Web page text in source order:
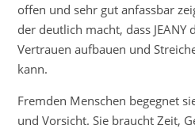
offen und sehr gut anfassbar
der deutlich macht, dass JEANY
Vertrauen aufbauen und
kann.
Fremden Menschen begegnet
und Vorsicht. Sie braucht Zeit,